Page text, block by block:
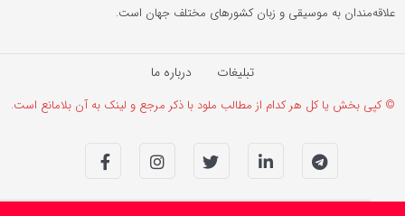
علاقه‌مندان به موسیقی و زبان کشورهای مختلف جهان است.
تبلیغات درباره ما
© کپی بخش یا کل هر کدام از مطالب ملود با ذکر مرجع و لینک به آن بلامانع است.